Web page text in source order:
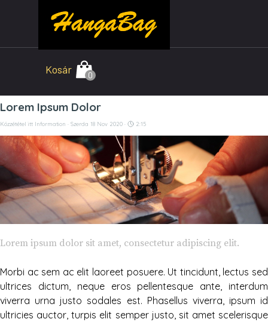
Kosár
Lorem Ipsum Dolor
Közzététel itt Information · Szerda 18 Nov 2020 · 2:15
Lorem ipsum dolor sit amet, consectetur adipiscing elit.
Morbi ac sem ac elit laoreet posuere. Ut tincidunt, lectus sed
ultrices dictum, neque eros pellentesque ante, interdum
viverra urna justo sodales est. Phasellus viverra, ipsum id
ultricies auctor, turpis elit semper justo, sit amet scelerisque